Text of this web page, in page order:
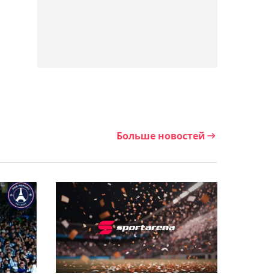
с Евлоевым на UFC 333 в
Стал известен состав
лучников из Казахстана
на Азиатские игры-2026
11:43, Сегодня
11:04, Сегодня
Больше новостей